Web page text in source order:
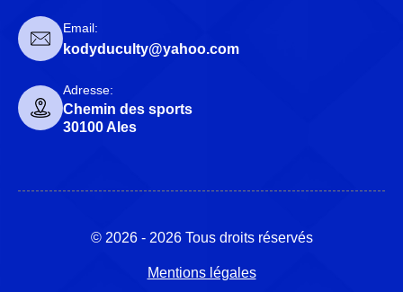
Email:
kodyduculty@yahoo.com
Adresse:
Chemin des sports
30100 Ales
© 2026 - 2026 Tous droits réservés
Mentions légales